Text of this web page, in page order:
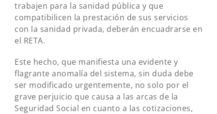
trabajen para la sanidad pública y que
compatibilicen la prestación de sus servicios
con la sanidad privada, deberán encuadrarse en
el RETA.
Este hecho, que manifiesta una evidente y
flagrante anomalía del sistema, sin duda debe
ser modificado urgentemente, no solo por el
grave perjuicio que causa a las arcas de la
Seguridad Social en cuanto a las cotizaciones,